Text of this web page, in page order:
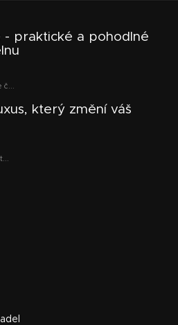
- praktické a pohodlné
který změní váš